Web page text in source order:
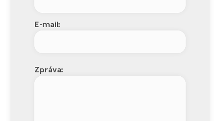
E-mail:
Zpráva: